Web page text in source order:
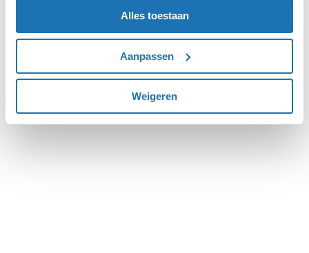
Alles toestaan
Aanpassen
Weigeren